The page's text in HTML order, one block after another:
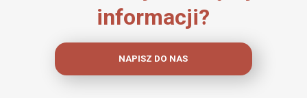
informacji?
NAPISZ DO NAS